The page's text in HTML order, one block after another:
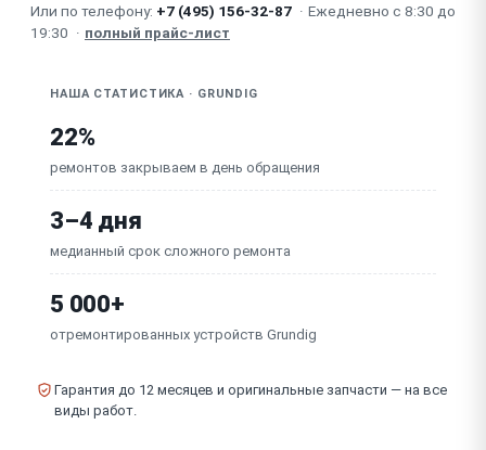
Засорены / загрязнены фильтры (слабый поток)
Неисправен пускозащитный конденсатор (реле)
Или по телефону: +7 (495) 156-32-87 · Ежедневно с 8:30 до
19:30 · полный прайс-лист
НАША СТАТИСТИКА · GRUNDIG
22%
ремонтов закрываем в день обращения
3–4 дня
медианный срок сложного ремонта
5 000+
отремонтированных устройств Grundig
Гарантия до 12 месяцев и оригинальные запчасти — на все
виды работ.